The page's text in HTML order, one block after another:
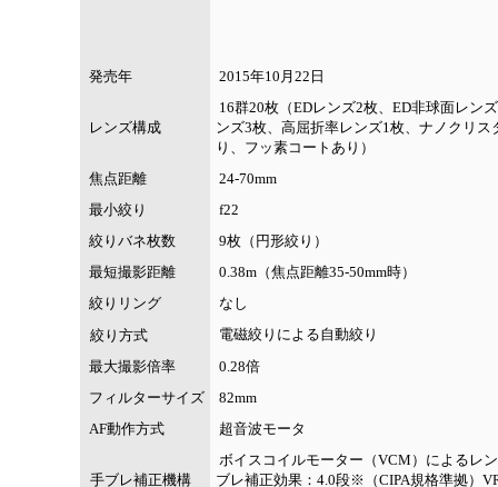
発売年 2015年10月22日
レンズ構成
16群20枚（EDレンズ2枚、ED非球面レン
ンズ3枚、高屈折率レンズ1枚、ナノクリス
り、フッ素コートあり）
焦点距離
24-70mm
最小絞り
f22
絞りバネ枚数
9枚（円形絞り）
最短撮影距離
0.38m（焦点距離35-50mm時）
絞りリング
なし
絞り方式
電磁絞りによる自動絞り
最大撮影倍率
0.28倍
フィルターサイズ
82mm
AF動作方式
超音波モータ
手ブレ補正機構
ボイスコイルモーター（VCM）によるレ
ブレ補正効果：4.0段※（CIPA規格準拠）